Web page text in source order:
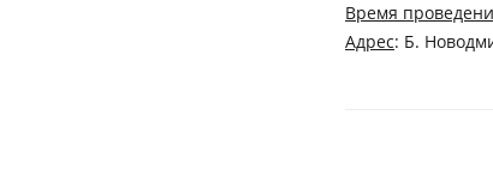
Время
Адрес: Б.